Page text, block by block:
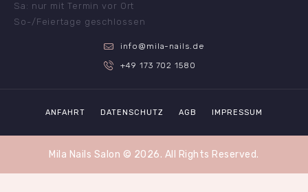
Sa: nur mit Termin vor Ort
So-/Feiertage geschlossen
info@mila-nails.de
+49 173 702 1580
ANFAHRT DATENSCHUTZ AGB IMPRESSUM
Mila Nails Salon © 2026. All Rights Reserved.